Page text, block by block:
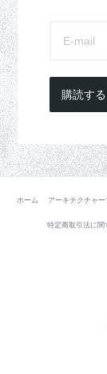
購読する
ホーム アーキテクチャ
特定商取引法に関